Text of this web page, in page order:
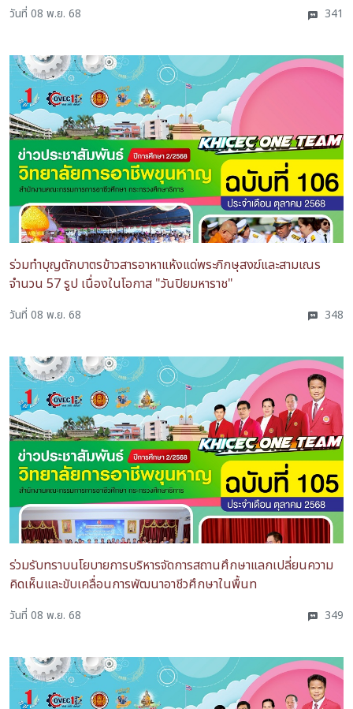
วันที่ 08 พ.ย. 68 341
ร่วมทำบุญตักบาตรข้าวสารอาหาแห้งแด่พระภิกษุสงฆ์และสามเณร
จำนวน 57 รูป เนื่องในโอกาส "วันปิยมหาราช"
วันที่ 08 พ.ย. 68 348
ร่วมรับทราบนโยบายการบริหารจัดการสถานศึกษาแลกเปลี่ยนความ
คิดเห็นและขับเคลื่อนการพัฒนาอาชีวศึกษาในพื้นท
วันที่ 08 พ.ย. 68 349